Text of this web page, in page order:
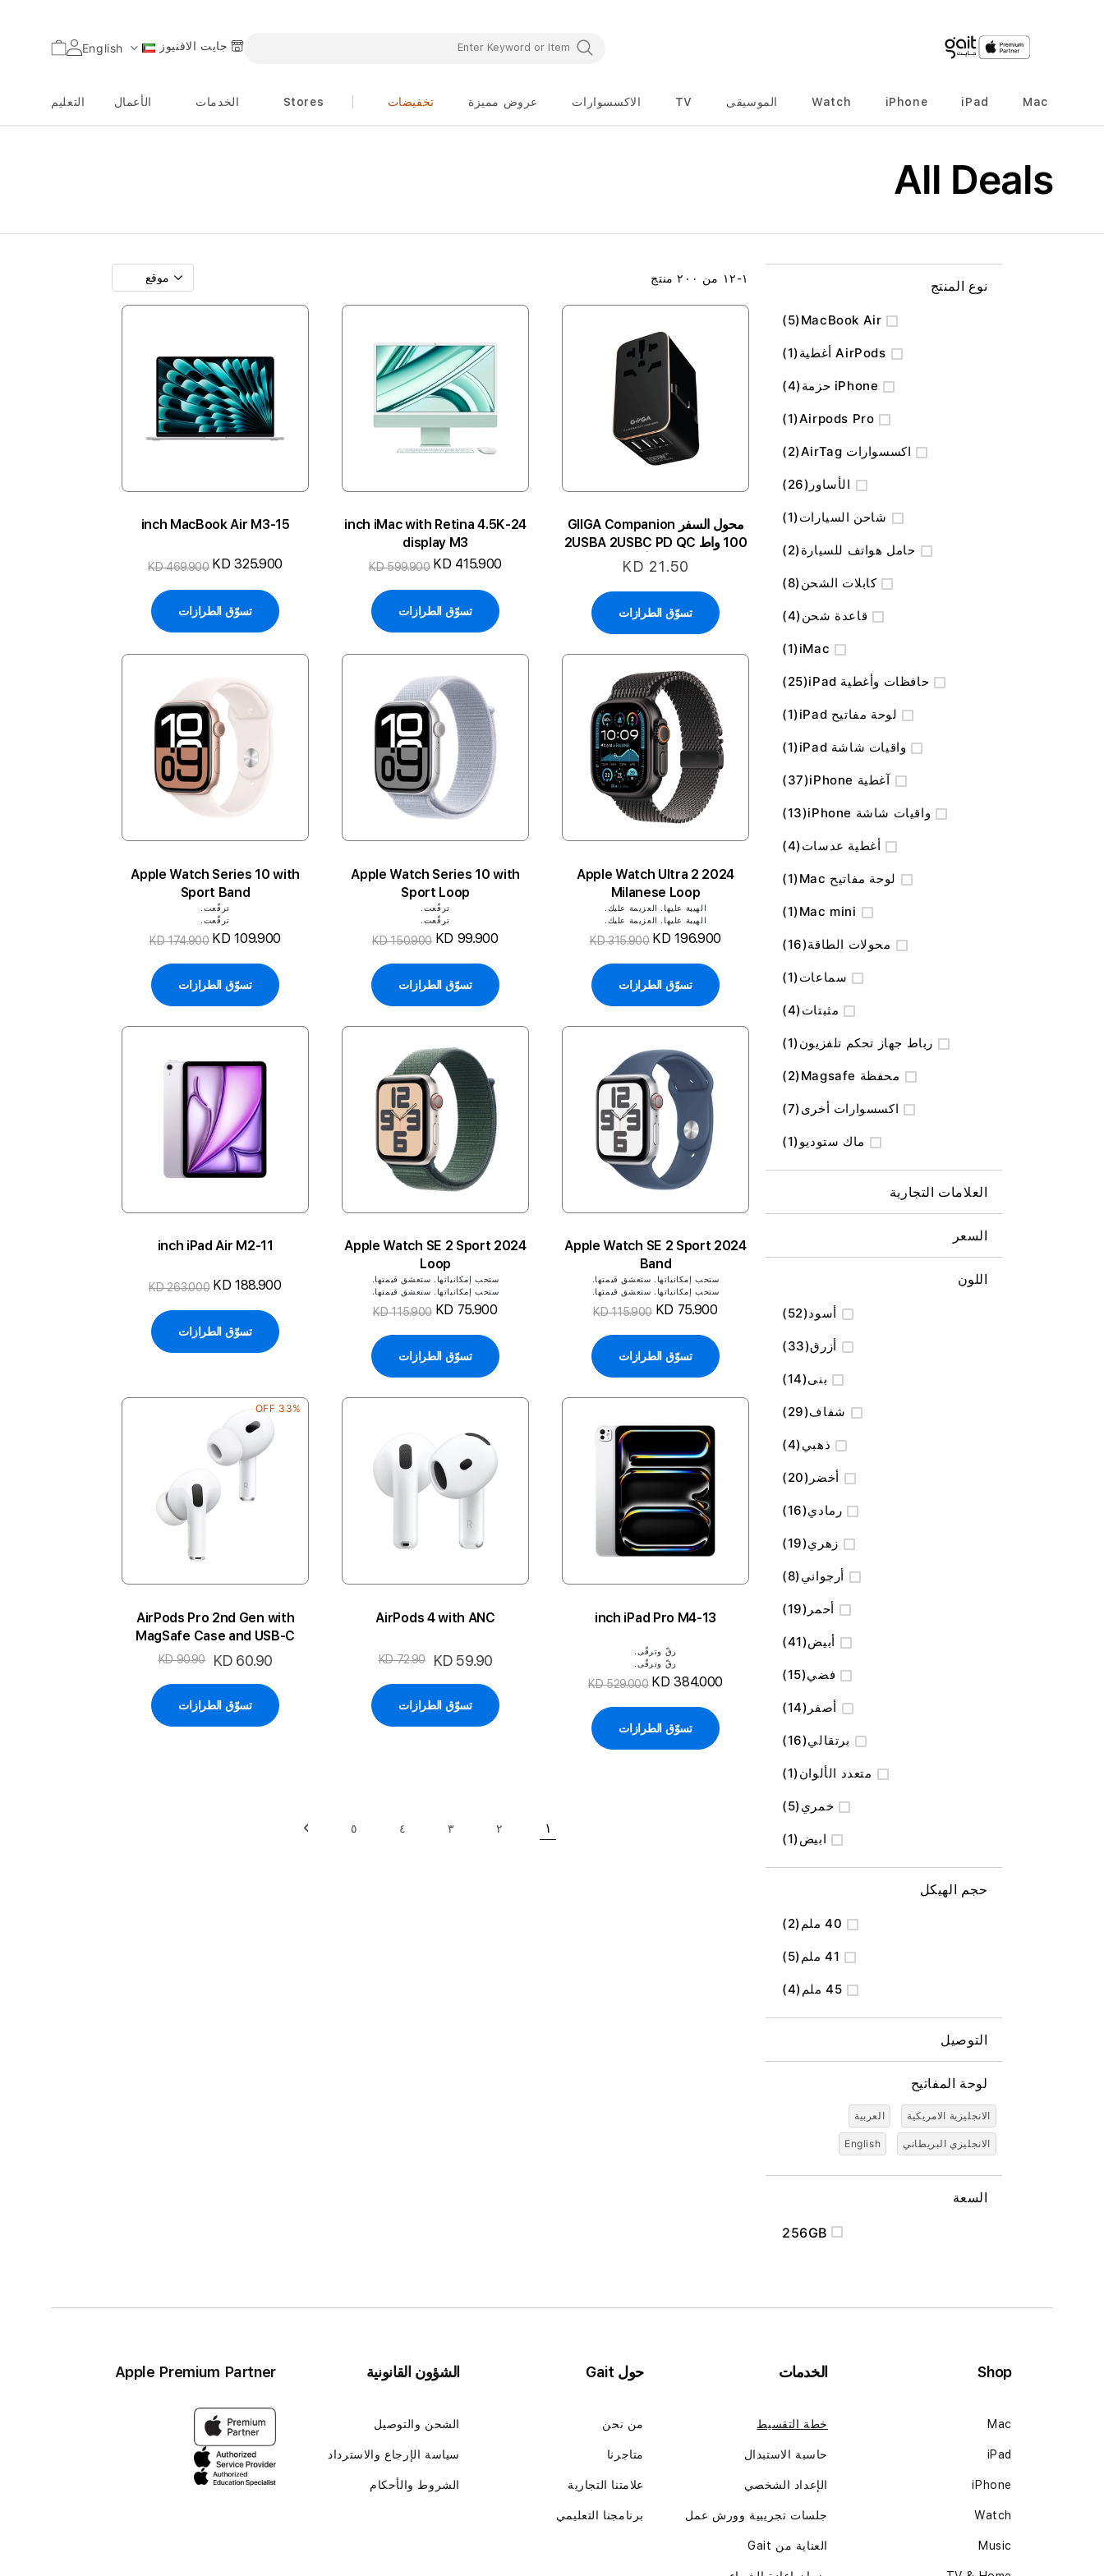
اللغة English جايت الافنيوز السلة
Mac
iPad
iPhone
Watch الموسيقى TV الاكسسوارات عروض مميزة تخفيضات Stores الخدمات الأعمال التعليم
All Deals
١-١٢ من ٢٠٠منتج
محول السفر GIIGA Companion
100 واط 2USBA 2USBC PD QC
- اللون: أسود
KD 21.50
تسوّق الطرازات
24-inch iMac with Retina 4.5K
display M3
KD 415.900
KD 599.900
تسوّق الطرازات
15-inch MacBook Air M3
KD 325.900
KD 469.900
تسوّق الطرازات
2024 Apple Watch Ultra 2
Milanese Loop
الهيبة عليها. العزيمة عليك.
الهيبة عليها. العزيمة عليك.
KD 196.900
KD 315.900
تسوّق الطرازات
Apple Watch Series 10 with
Sport Loop
ترفّعت.
ترفّعت.
KD 99.900
KD 150.900
تسوّق الطرازات
Apple Watch Series 10 with
Sport Band
ترفّعت.
ترفّعت.
KD 109.900
KD 174.900
تسوّق الطرازات
2024 Apple Watch SE 2 Sport
Band
ستحب إمكانياتها. ستعشق قيمتها.
ستحب إمكانياتها. ستعشق قيمتها.
KD 75.900
KD 115.900
تسوّق الطرازات
2024 Apple Watch SE 2 Sport
Loop
ستحب إمكانياتها. ستعشق قيمتها.
ستحب إمكانياتها. ستعشق قيمتها.
KD 75.900
KD 115.900
تسوّق الطرازات
11-inch iPad Air M2
KD 188.900
KD 263.000
تسوّق الطرازات
13-inch iPad Pro M4
رقّ وترقّى.
رقّ وترقّى.
KD 384.000
KD 529.000
تسوّق الطرازات
AirPods 4 with ANC
السعر
KD 59.90
KD 72.90
تسوّق الطرازات
33% OFF
AirPods Pro 2nd Gen with
MagSafe Case and USB‑C
السعر
KD 60.90
KD 90.90
تسوّق الطرازات
حاليا انت تقرأ الصفحة
١ ٢ ٣ ٤ ٥
نوع المنتج
MacBook Air
5
المنتج
AirPods أغطية 1
منتج
iPhone حزمة 4
المنتج
Airpods Pro
1
منتج
اكسسوارات AirTag 2
المنتج
الأساور 26
المنتج
شاحن السيارات 1
منتج
حامل هواتف للسيارة 2
المنتج
كابلات الشحن 8
المنتج
قاعدة شحن 4
المنتج
iMac
1
منتج
حافظات وأغطية iPad 25
المنتج
لوحة مفاتيح iPad 1
منتج
واقيات شاشة iPad 1
منتج
آغطية iPhone 37
المنتج
واقيات شاشة iPhone 13
المنتج
أغطية عدسات 4
المنتج
لوحة مفاتيح Mac 1
منتج
Mac mini
1
منتج
محولات الطاقة 16
المنتج
سماعات 1
منتج
مثبتات 4
المنتج
رباط جهاز تحكم تلفزيون 1
منتج
محفظة Magsafe 2
المنتج
اكسسوارات أخرى 7
المنتج
ماك ستوديو 1
منتج
العلامات التجارية
السعر
اللون
أسود 52
المنتج
أزرق 33
المنتج
بنى 14
المنتج
شفاف 29
المنتج
ذهبي 4
المنتج
أخضر 20
المنتج
رمادي 16
المنتج
زهري 19
المنتج
أرجواني 8
المنتج
أحمر 19
المنتج
أبيض 41
المنتج
فضي 15
المنتج
أصفر 14
المنتج
برتقالي 16
المنتج
متعدد الألوان 1
منتج
خمري 5
المنتج
ابيض 1
منتج
حجم الهيكل
40 ملم 2
المنتج
41 ملم 5
المنتج
45 ملم 4
المنتج
التوصيل
لوحة المفاتيح
الانجليزية الامريكية العربية
الانجليزي البريطاني English
السعة
256GB
Shop
Mac
iPad
iPhone
Watch
Music
الخدمات
خطة التقسيط
حاسبة الاستبدال
الإعداد الشخصي
جلسات تجريبية وورش عمل
العناية من Gait
حول Gait
من نحن
متاجرنا
علامتنا التجارية
برنامجنا التعليمي
الشؤون القانونية
الشحن والتوصيل
سياسة الإرجاع والاسترداد
الشروط والأحكام
Apple Premium Partner